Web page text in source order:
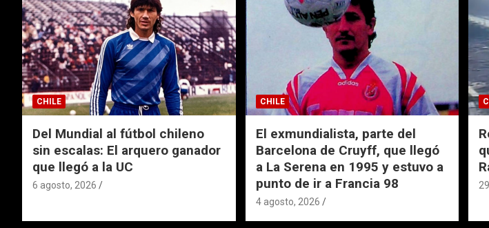
CHILE
Del Mundial al fútbol chileno
sin escalas: El arquero ganador
que llegó a la UC
6 agosto, 2026
CHILE
El exmundialista, parte del
Barcelona de Cruyff, que llegó
a La Serena en 1995 y estuvo a
punto de ir a Francia 98
4 agosto, 2026